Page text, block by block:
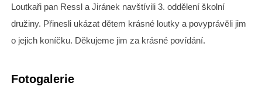
Loutkaři pan Ressl a Jiránek navštívili 3. oddělení školní
družiny. Přinesli ukázat dětem krásné loutky a povyprávěli jim
o jejich koníčku. Děkujeme jim za krásné povídání.
Fotogalerie